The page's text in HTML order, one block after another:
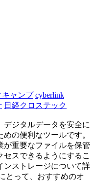
キャンプ cyberlink
日経クロステック
デジタルデータを安全に
の便利なツールです。
が重要なファイルを保管
セスできるようにするこ
ンストレージについて詳
とって、おすすめのオ